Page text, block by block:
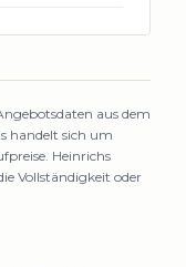
aus dem
handelt sich um
Heinrichs
Vollständigkeit oder